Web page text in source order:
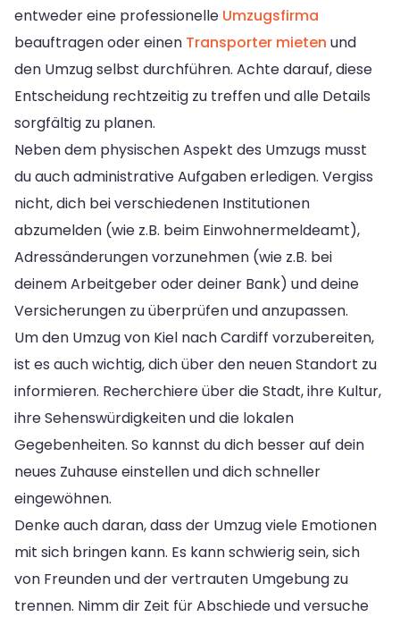
entweder eine professionelle Umzugsfirma
beauftragen oder einen Transporter mieten und
den Umzug selbst durchführen. Achte darauf, diese
Entscheidung rechtzeitig zu treffen und alle Details
sorgfältig zu planen.
Neben dem physischen Aspekt des Umzugs musst
du auch administrative Aufgaben erledigen. Vergiss
nicht, dich bei verschiedenen Institutionen
abzumelden (wie z.B. beim Einwohnermeldeamt),
Adressänderungen vorzunehmen (wie z.B. bei
deinem Arbeitgeber oder deiner Bank) und deine
Versicherungen zu überprüfen und anzupassen.
Um den Umzug von Kiel nach Cardiff vorzubereiten,
ist es auch wichtig, dich über den neuen Standort zu
informieren. Recherchiere über die Stadt, ihre Kultur,
ihre Sehenswürdigkeiten und die lokalen
Gegebenheiten. So kannst du dich besser auf dein
neues Zuhause einstellen und dich schneller
eingewöhnen.
Denke auch daran, dass der Umzug viele Emotionen
mit sich bringen kann. Es kann schwierig sein, sich
von Freunden und der vertrauten Umgebung zu
trennen. Nimm dir Zeit für Abschiede und versuche